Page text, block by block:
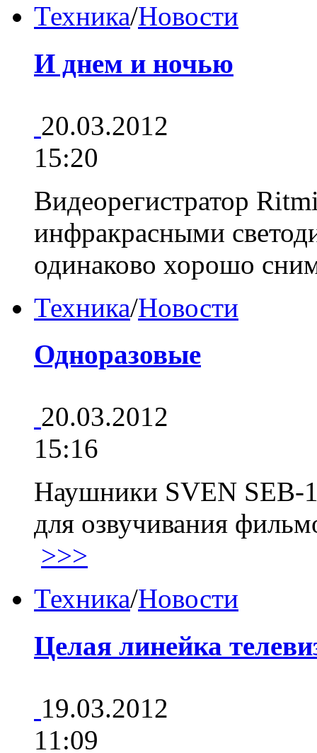
Техника/Новости
И днем и ночью
20.03.2012
15:20
Видеорегистратор
инфракрасными
одинаково хорошо
Техника/Новости
Одноразовые
20.03.2012
15:16
Наушники SVEN SEB-
для озвучивания
>>>
Техника/Новости
Целая линейка
19.03.2012
11:09